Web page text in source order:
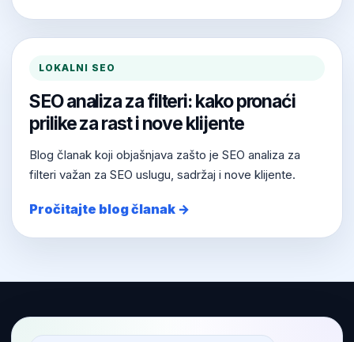
LOKALNI SEO
SEO analiza za filteri: kako pronaći
prilike za rast i nove klijente
Blog članak koji objašnjava zašto je SEO analiza za
filteri važan za SEO uslugu, sadržaj i nove klijente.
Pročitajte blog članak →